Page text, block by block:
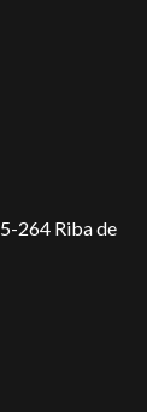
264 Riba de